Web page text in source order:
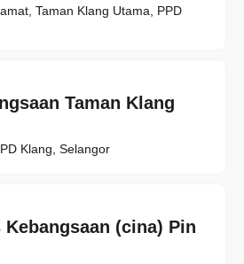
Taman Klang Utama, PPD
Taman Klang
Klang, Selangor
(cina) Pin